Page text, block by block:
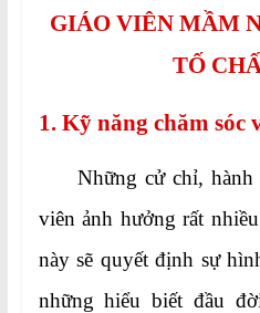
GIÁO VIÊN MẦM
TỐ
1. Kỹ năng chăm sóc
Những cử chỉ, hành
viên ảnh hưởng rất
này sẽ quyết định sự
những hiểu biết đầu